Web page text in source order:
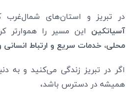
در تبریز و استان‌های شمال‌غرب
آسیاتکین این مسیر را هموارتر
محلی، خدمات سریع و ارتباط انسانی
اگر در تبریز زندگی می‌کنید و به
همیشه در دسترس باشد،